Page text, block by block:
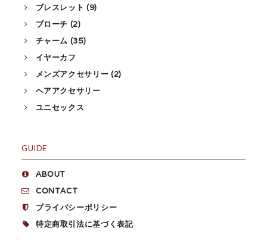
ブレスレット (9)
ブローチ (2)
チャーム (35)
イヤーカフ
メンズアクセサリー (2)
ヘアアクセサリー
ユニセックス
GUIDE
ABOUT
CONTACT
プライバシーポリシー
特定商取引法に基づく表記